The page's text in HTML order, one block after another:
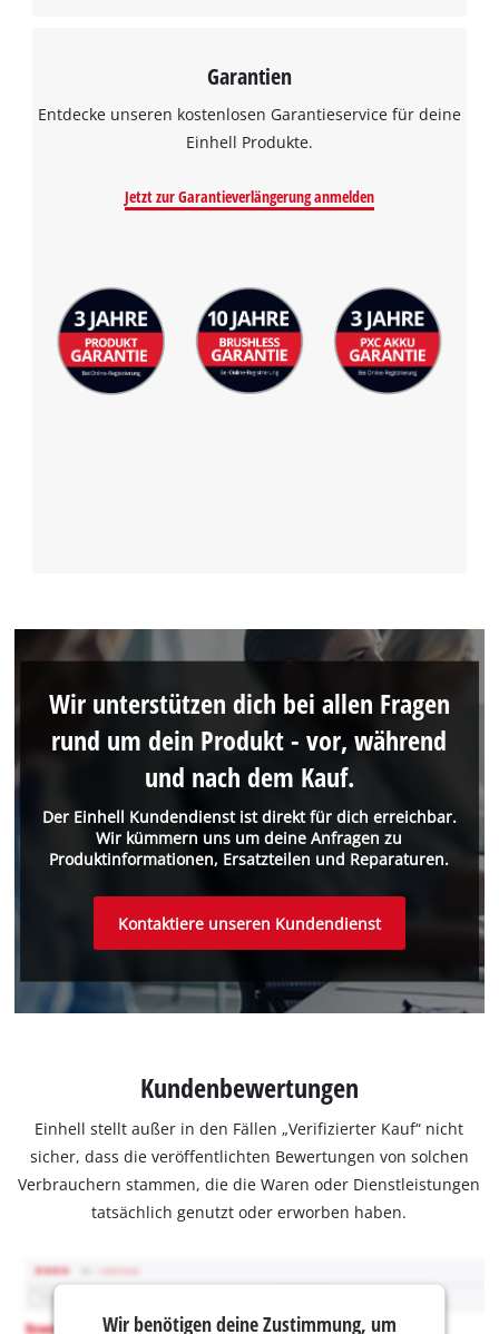
Garantien
Entdecke unseren kostenlosen Garantieservice für deine
Einhell Produkte.
Jetzt zur Garantieverlängerung anmelden
Der Einhell Kundendienst ist direkt für dich erreichbar.
Wir kümmern uns um deine Anfragen zu
Produktinformationen, Ersatzteilen und Reparaturen.
Wir unterstützen dich bei allen Fragen
rund um dein Produkt - vor, während
und nach dem Kauf.
Kontaktiere unseren Kundendienst
Kundenbewertungen
Einhell stellt außer in den Fällen „Verifizierter Kauf“ nicht
sicher, dass die veröffentlichten Bewertungen von solchen
Verbrauchern stammen, die die Waren oder Dienstleistungen
tatsächlich genutzt oder erworben haben.
Wir benötigen deine Zustimmung, um